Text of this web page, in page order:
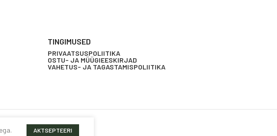
TINGIMUSED
PRIVAATSUSPOLIITIKA
OSTU- JA MÜÜGIEESKIRJAD
VAHETUS- JA TAGASTAMISPOLIITIKA
AKTSEPTEERI